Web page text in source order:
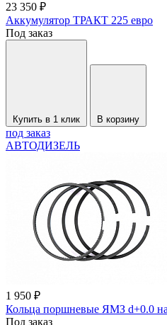
23 350 ₽
Аккумулятор ТРАКТ 225 евро
Под заказ
Купить в 1 клик В корзину
под заказ
АВТОДИЗЕЛЬ
1 950 ₽
Кольца поршневые ЯМЗ d+0.0
Под заказ